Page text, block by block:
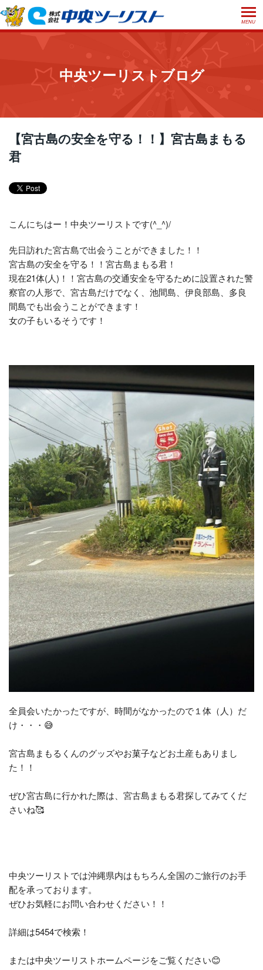
MENU
ご利用案内
お受取り方法について
プライバシーポリシー
閉じる
中央ツーリストブログ
【宮古島の安全を守る！！】宮古島まもる
君
こんにちはー！中央ツーリストです(^_^)/
先日訪れた宮古島で出会うことができました！！
宮古島の安全を守る！！宮古島まもる君！
現在21体(人)！！宮古島の交通安全を守るために設置された警
察官の人形で、宮古島だけでなく、池間島、伊良部島、多良
間島でも出会うことができます！
女の子もいるそうです！
全員会いたかったですが、時間がなかったので１体（人）だ
け・・・😅
宮古島まもるくんのグッズやお菓子などお土産もありまし
た！！
ぜひ宮古島に行かれた際は、宮古島まもる君探してみてくだ
さいね🥰
中央ツーリストでは沖縄県内はもちろん全国のご旅行のお手
配を承っております。
ぜひお気軽にお問い合わせください！！
詳細は5454で検索！
または中央ツーリストホームページをご覧ください😊